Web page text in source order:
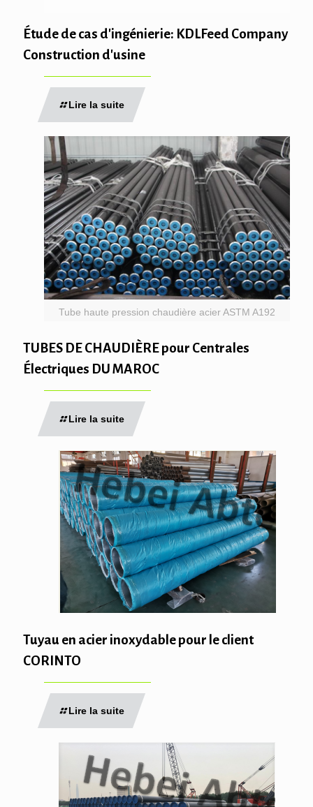
Étude de cas d'ingénierie: KDLFeed Company
Construction d'usine
Lire la suite
Tube haute pression chaudière acier ASTM A192
TUBES DE CHAUDIÈRE pour Centrales
Électriques DU MAROC
Lire la suite
Tuyau en acier inoxydable pour le client
CORINTO
Lire la suite